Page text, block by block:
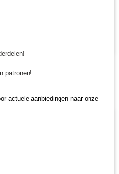
patronen!
actuele aanbiedingen naar onze